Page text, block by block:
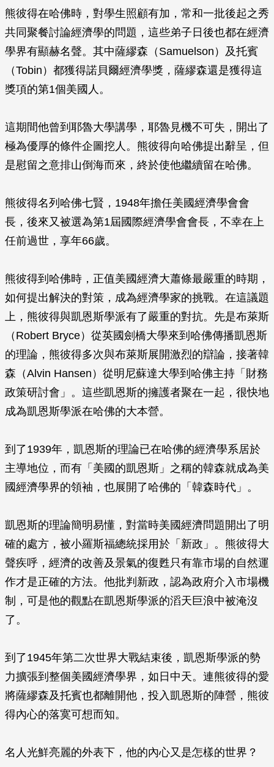
熊彼得在哈佛時，對學生照顧有加，常和一批後起之秀
共同聚餐討論經濟學的問題，這些弟子日後也都在經濟
學界有顯赫名聲。其中薩繆森（Samuelson）及托賓
（Tobin）都獲得諾貝爾經濟學獎，薩繆森還是獲得這
獎項的第1個美國人。
這期間他曾到耶魯大學講學，耶魯見機不可失，開出了
極為優厚的條件企圖挖人。熊彼得向哈佛提出辭呈，但
是慰留之意排山倒海而來，終於使他繼續留在哈佛。
熊彼得名列哈佛七賢，1948年擔任美國經濟學會會
長，後來又被選為第1屆國際經濟學會會長，不幸在上
任前過世，享年66歲。
熊彼得到哈佛時，正值美國經濟大蕭條最嚴重的時期，
如何提出解決的對策，成為經濟學家的挑戰。在這議題
上，熊彼得與凱恩斯學派有了嚴重的對抗。先是布萊斯
（Robert Bryce）從英國劍橋大學來到哈佛傳播凱恩斯
的理論，熊彼得多次與布萊斯展開激烈的辯論，接著韓
森（Alvin Hansen）從明尼蘇達大學到哈佛主持「財務
政策研討會」。這些凱恩斯的擁護者聚在一起，很快地
成為凱恩斯學派在哈佛的大本營。
到了1939年，凱恩斯的理論已在哈佛的經濟學系居於
主導地位，而有「美國的凱恩斯」之稱的韓森就成為美
國經濟學界的領袖，也展開了哈佛的「韓森時代」。
凱恩斯的理論簡明易懂，對當時美國經濟問題開出了明
確的處方，被小羅斯福總統採用於「新政」。熊彼得大
聲疾呼，經濟的改善及景氣的復甦只有靠市場的自然運
作才是正確的方法。他批判新政，認為政府介入市場機
制，可是他的觀點在凱恩斯學派的滔天巨浪中被淹沒
了。
到了1945年第二次世界大戰結束後，凱恩斯學派的勢
力擴張到整個美國經濟學界，如日中天。連熊彼得的愛
將薩繆森及托賓也都離開他，投入凱恩斯的陣營，熊彼
得內心的落寞可想而知。
名人光鮮亮麗的外表下，他的內心又是怎樣的世界？